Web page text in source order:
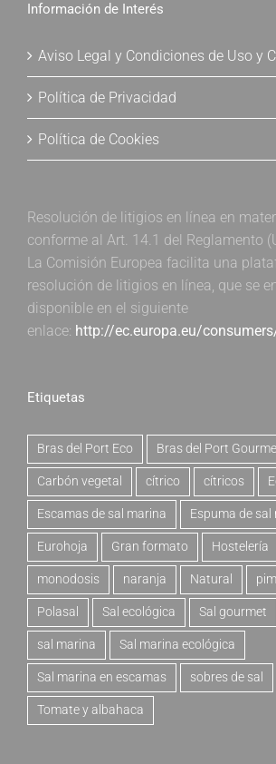
Información de Interés
Aviso Legal y Condiciones de Uso y
Política de Privacidad
Política de Cookies
Resolución de litigios en línea en
conforme al Art. 14.1 del Reglamento
La Comisión Europea facilita una
resolución de litigios en línea, que se
disponible en el siguiente
enlace: http://ec.europa.eu/
Etiquetas
Bras del Port Eco Bras del Port
Carbón vegetal cítrico cítricos
Escamas de sal marina Espuma de sal
Eurohoja Gran formato Hostelería
monodosis naranja Natural
Polasal Sal ecológica Sal gourmet
sal marina Sal marina ecológica
Sal marina en escamas sobres de sal
Tomate y albahaca